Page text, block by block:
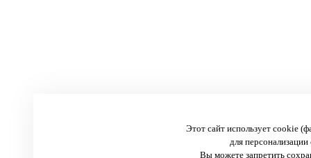
Этот сайт использует cookie
для персонализации
Вы можете запретить